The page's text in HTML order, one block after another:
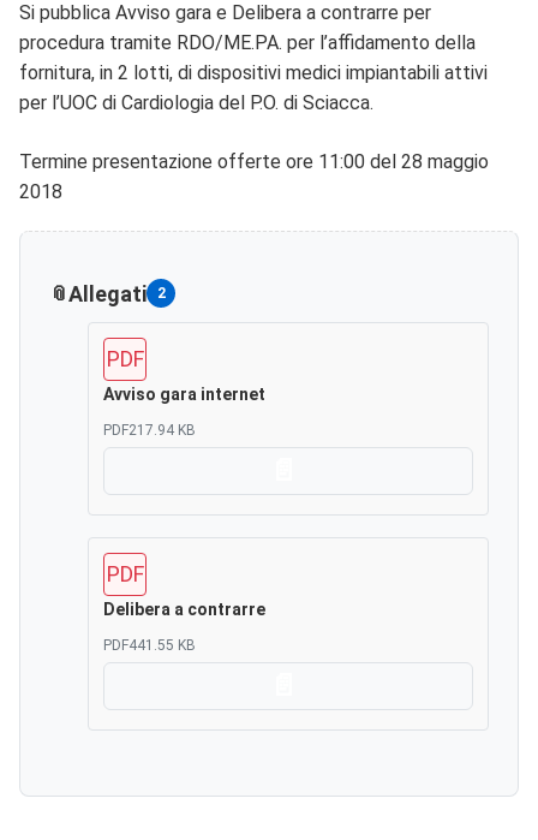
Si pubblica Avviso gara e Delibera a contrarre per
procedura tramite RDO/ME.PA. per l’affidamento della
fornitura, in 2 lotti, di dispositivi medici impiantabili attivi
per l’UOC di Cardiologia del P.O. di Sciacca.
Termine presentazione offerte ore 11:00 del 28 maggio
2018
Allegati 2
PDF
Avviso gara internet
PDF217.94 KB
PDF
Delibera a contrarre
PDF441.55 KB